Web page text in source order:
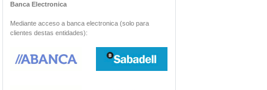
Banca Electronica
Mediante acceso a banca electronica (solo para
clientes destas entidades):